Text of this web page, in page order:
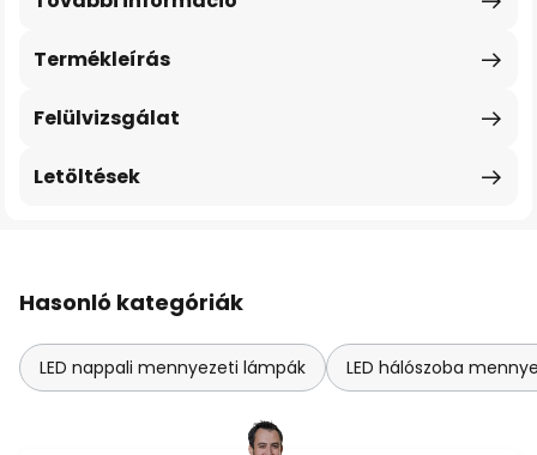
Termékleírás
Felülvizsgálat
Letöltések
Hasonló kategóriák
LED nappali mennyezeti lámpák LED hálószoba